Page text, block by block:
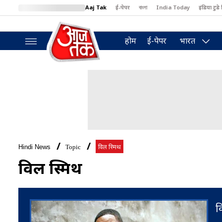
Aaj Tak ई-पेपर বাংলা India Today इंडिया टुडे
BT Bazaar
होम ई-पेपर भारत
Hindi News Topic विल स्मिथ
विल स्मिथ